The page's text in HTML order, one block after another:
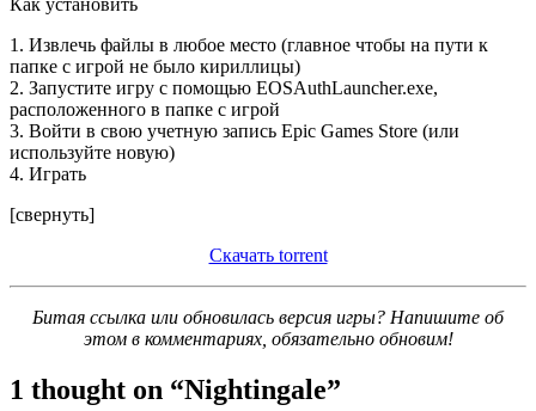
1. Извлечь файлы в любое место (главное чтобы на пути к
папке с игрой не было кириллицы)
2. Запустите игру с помощью EOSAuthLauncher.exe,
расположенного в папке с игрой
3. Войти в свою учетную запись Epic Games Store (или
используйте новую)
4. Играть
[свернуть]
Скачать torrent
Битая ссылка или обновилась версия игры? Напишите об
этом в комментариях, обязательно обновим!
1 thought on “Nightingale”